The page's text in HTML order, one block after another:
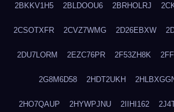
2BKKV1H5 2BLDOOU6 2BRHOLRJ
2CSOTXFR 2CVZ7WMG 2D26EBXW
2DU7LORM 2EZC76PR 2F53ZH8K
2G8M6D58 2HDT2UKH
2HO7QAUP 2HYWPJNU 2IIHI162